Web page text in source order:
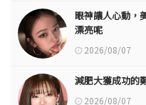
眼神讓人心動，
漂亮呢
2026/08/07
減肥大獲成功的
2026/08/07